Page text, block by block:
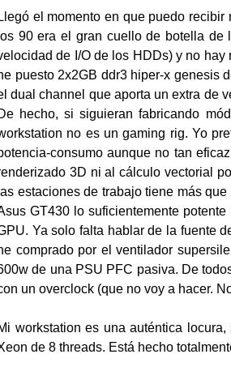
Llegó el momento en que puedo
los 90 era el gran cuello de botella
de I/O de los HDDs) y no
puesto 2x2GB ddr3 hiper-x genesis
dual channel que aporta un extra de
hecho, si siguieran fabricando
no es un gaming rig. Yo
consumo aunque no tan
3D ni al cálculo vectorial
las estaciones de trabajo tiene más
GT430 lo suficientemente
Ya solo falta hablar de la fuente
comprado por el ventilador
de una PSU PFC pasiva. De
un overclock (que no voy a hacer.
workstation es una auténtica
de 8 threads. Está hecho